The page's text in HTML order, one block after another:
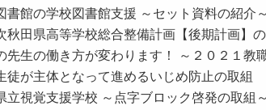
校図書館支援 ～セット資料の紹介
県高等学校総合整備計画【後期計画】
方が変わります！ ～２０２１教職員
となって進めるいじめ防止の取組
覚支援学校 ～点字ブロック啓発の取組～